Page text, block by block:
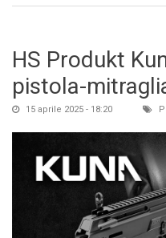
HS Produkt
pistola-
15 aprile 2025 - 18:20